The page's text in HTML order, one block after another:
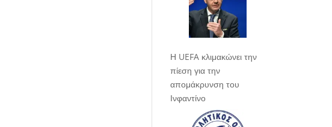
Η UEFA κλιμακώνει την
πίεση για την
απομάκρυνση του
Ινφαντίνο